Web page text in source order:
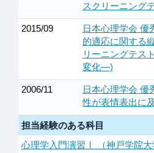
スクリーニング
2015/09
日本心理学会 優
的適応に関する
リーニングテス
変化―)
2006/11
日本心理学会 優
性が表情表出に
担当経験のある科目
心理学入門演習Ⅰ （神戸学院大